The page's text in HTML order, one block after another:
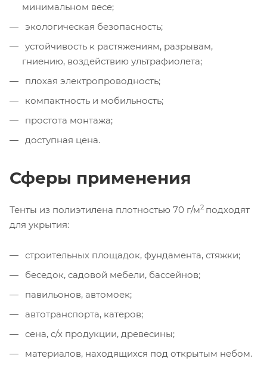
минимальном весе;
экологическая безопасность;
устойчивость к растяжениям, разрывам,
гниению, воздействию ультрафиолета;
плохая электропроводность;
компактность и мобильность;
простота монтажа;
доступная цена.
Сферы применения
Тенты из полиэтилена плотностью 70 г/м2 подходят
для укрытия:
строительных площадок, фундамента, стяжки;
беседок, садовой мебели, бассейнов;
павильонов, автомоек;
автотранспорта, катеров;
сена, с/х продукции, древесины;
материалов, находящихся под открытым небом.